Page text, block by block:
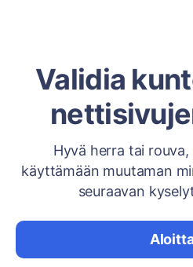
Validia
Hyvä herra tai
käyttämään muutaman
seuraavan